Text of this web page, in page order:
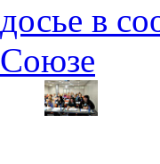
досье в
Союзе